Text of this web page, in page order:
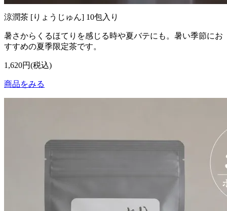
涼潤茶 [りょうじゅん] 10包入り
暑さからくるほてりを感じる時や夏バテにも。暑い季節にお
すすめの夏季限定茶です。
1,620円(税込)
商品をみる